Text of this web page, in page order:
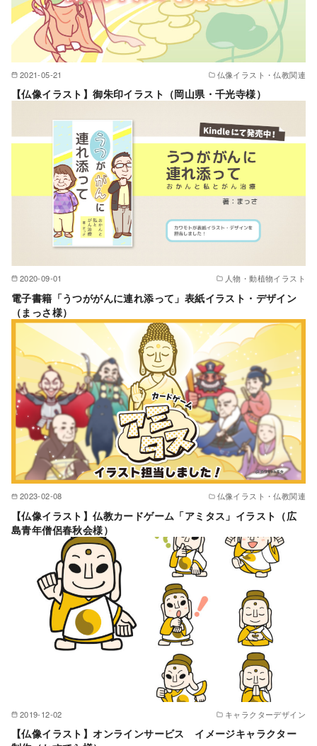
2021-05-21 仏像イラスト・仏教関連
【仏像イラスト】御朱印イラスト（岡山県・千光寺様）
2020-09-01 人物・動植物イラスト
電子書籍「うつががんに連れ添って」表紙イラスト・デザイン
（まっさ様）
2023-02-08 仏像イラスト・仏教関連
【仏像イラスト】仏教カードゲーム「アミタス」イラスト（広
島青年僧侶春秋会様）
2019-12-02 キャラクターデザイン
【仏像イラスト】オンラインサービス イメージキャラクター